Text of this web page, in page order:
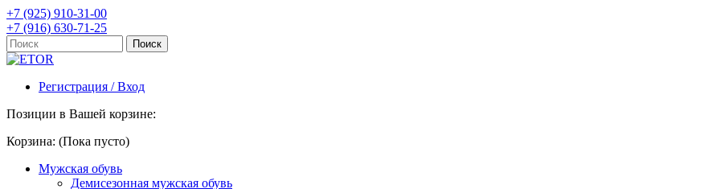
+7 (925) 910-31-00
+7 (916) 630-71-25
Регистрация / Вход
Позиции в Вашей корзине:
Корзина: (Пока пусто)
Мужская обувь
Демисезонная мужская обувь